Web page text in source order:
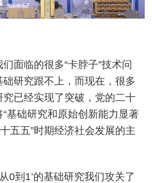
临的很多“卡脖子”技术问
础研究跟不上，而现在，很多
究已经实现了突破，党的二十
基础研究和原始创新能力显著
五五”时期经济社会发展的主
到1’的基础研究我们攻关了